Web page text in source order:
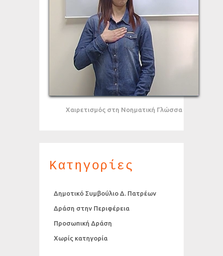
Χαιρετισμός στη Νοηματική Γλώσσα
Κατηγορίες
Δημοτικό Συμβούλιο Δ. Πατρέων
Δράση στην Περιφέρεια
Προσωπική Δράση
Χωρίς κατηγορία